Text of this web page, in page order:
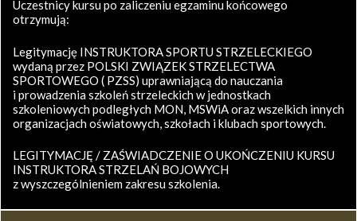
Uczestnicy kursu po zaliczeniu egzaminu końcowego
otrzymują:
Legitymację INSTRUKTORA SPORTU STRZELECKIEGO
wydaną przez POLSKI ZWIĄZEK STRZELECTWA
SPORTOWEGO ( PZSS) uprawniającą do nauczania
i prowadzenia szkoleń strzeleckich w jednostkach
szkoleniowych podległych MON, MSWiA oraz wszelkich innych
organizacjach oświatowych, szkołach i klubach sportowych.
LEGITYMACJĘ / ZAŚWIADCZENIE O UKOŃCZENIU KURSU
INSTRUKTORA STRZELAŃ BOJOWYCH
z wyszczególnieniem zakresu szkolenia.